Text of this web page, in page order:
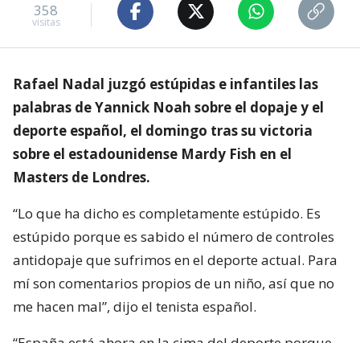
358
visitas
Rafael Nadal juzgó estúpidas e infantiles las
palabras de Yannick Noah sobre el dopaje y el
deporte español, el domingo tras su victoria
sobre el estadounidense Mardy Fish en el
Masters de Londres.
“Lo que ha dicho es completamente estúpido. Es
estúpido porque es sabido el número de controles
antidopaje que sufrimos en el deporte actual. Para
mí son comentarios propios de un niño, así que no
me hacen mal”, dijo el tenista español.